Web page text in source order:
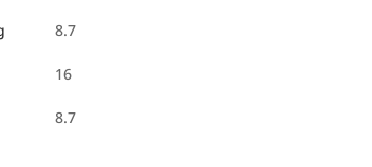
8.7
16
8.7